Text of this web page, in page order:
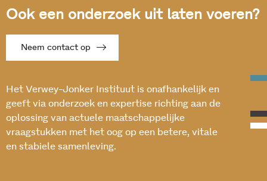
Ook een onderzoek uit laten voeren?
Neem contact op
Het Verwey-Jonker Instituut is onafhankelijk en
geeft via onderzoek en expertise richting aan de
oplossing van actuele maatschappelijke
vraagstukken met het oog op een betere, vitale
en stabiele samenleving.